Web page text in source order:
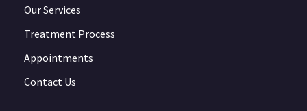
Our Services
Treatment Process
Appointments
Contact Us